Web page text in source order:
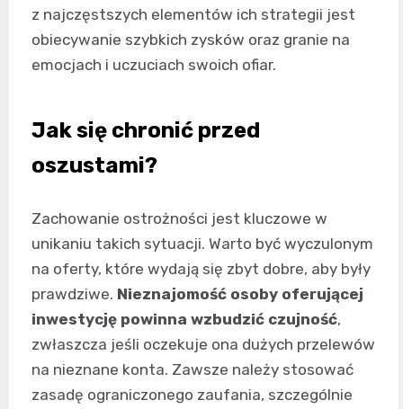
z najczęstszych elementów ich strategii jest
obiecywanie szybkich zysków oraz granie na
emocjach i uczuciach swoich ofiar.
Jak się chronić przed
oszustami?
Zachowanie ostrożności jest kluczowe w
unikaniu takich sytuacji. Warto być wyczulonym
na oferty, które wydają się zbyt dobre, aby były
prawdziwe. Nieznajomość osoby oferującej
inwestycję powinna wzbudzić czujność,
zwłaszcza jeśli oczekuje ona dużych przelewów
na nieznane konta. Zawsze należy stosować
zasadę ograniczonego zaufania, szczególnie